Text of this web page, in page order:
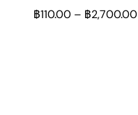
฿110.00 – ฿2,700.00